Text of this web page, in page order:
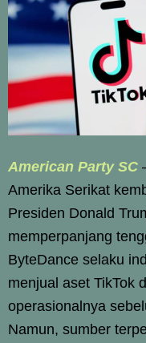
American Party SC
Amerika Serikat
Presiden Donald
memperpanjang
ByteDance selaku
menjual aset TikTok
operasionalnya
Namun, sumber